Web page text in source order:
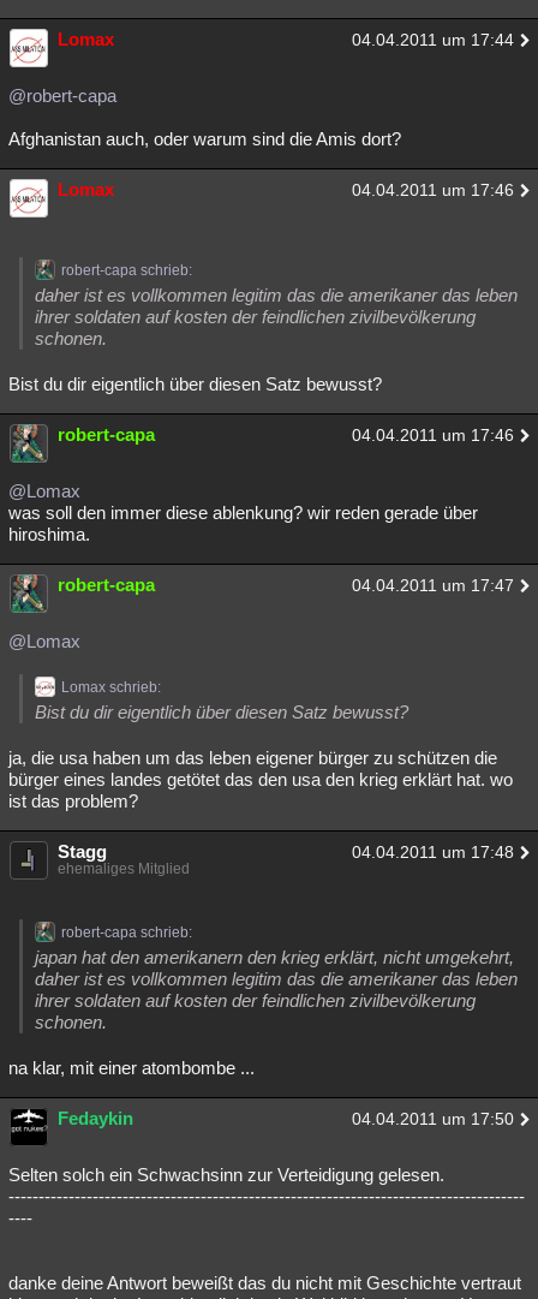
Lomax 04.04.2011 um 17:44
@robert-capa
Afghanistan auch, oder warum sind die Amis dort?
Lomax 04.04.2011 um 17:46
robert-capa schrieb:
daher ist es vollkommen legitim das die amerikaner das leben
ihrer soldaten auf kosten der feindlichen zivilbevölkerung
schonen.
Bist du dir eigentlich über diesen Satz bewusst?
robert-capa 04.04.2011 um 17:46
@Lomax
was soll den immer diese ablenkung? wir reden gerade über
hiroshima.
robert-capa 04.04.2011 um 17:47
@Lomax
Lomax schrieb:
Bist du dir eigentlich über diesen Satz bewusst?
ja, die usa haben um das leben eigener bürger zu schützen die
bürger eines landes getötet das den usa den krieg erklärt hat. wo
ist das problem?
Stagg 04.04.2011 um 17:48
ehemaliges Mitglied
robert-capa schrieb:
japan hat den amerikanern den krieg erklärt, nicht umgekehrt,
daher ist es vollkommen legitim das die amerikaner das leben
ihrer soldaten auf kosten der feindlichen zivilbevölkerung
schonen.
na klar, mit einer atombombe ...
Fedaykin 04.04.2011 um 17:50
Selten solch ein Schwachsinn zur Verteidigung gelesen.
--------------------------------------------------------------------------------------
----
danke deine Antwort beweißt das du nicht mit Geschichte vertraut